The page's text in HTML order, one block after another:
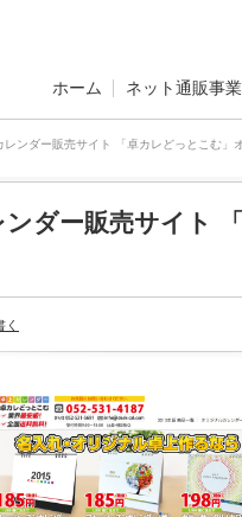
ホーム ネット通販事
ンダー販売サイト 「卓カレどっとこむ」
ダー販売サイト
く